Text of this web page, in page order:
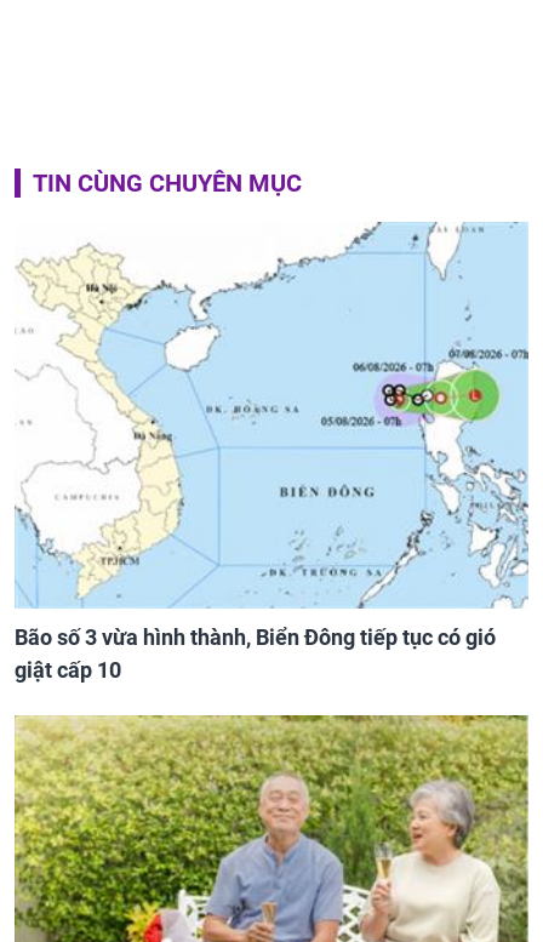
TIN CÙNG CHUYÊN MỤC
Bão số 3 vừa hình thành, Biển Đông tiếp tục có gió
giật cấp 10